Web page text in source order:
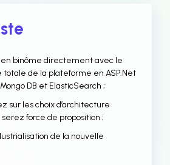
en binôme directement avec le
totale de la plateforme en ASP.Net
DB et ElasticSearch ;
sur les choix d’architecture
force de proposition ;
de la nouvelle